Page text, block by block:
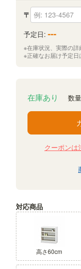
〒
予定日: ---
※在庫状況、実際の詳
※正確なお届け予定日
在庫あり
クーポンは
対応商品
高さ60cm